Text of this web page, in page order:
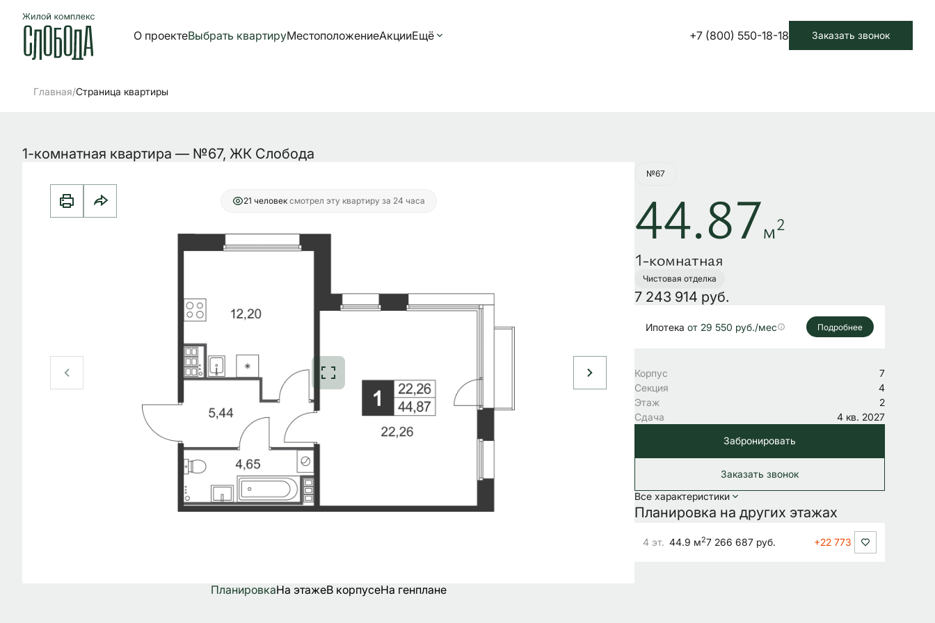
О проектеВыбрать квартируМестоположениеАкцииЕщё +7 (800) 550-18-18 Заказать звонок
Главная/Страница квартиры
1-комнатная44.87 м
1-комнатная квартира — №67, ЖК Слобода
21 человек смотрел эту квартиру за 24 часа
ПланировкаНа этажеВ корпусеНа генплане
№67
44.87м2
1-комнатная
Чистовая отделка
7 243 914 руб.
Ипотека от 29 550 руб./мес Подробнее
Корпус
7
Секция
4
Этаж
2
Сдача
4 кв. 2027
Забронировать
Заказать звонок
Все характеристики
Планировка на других этажах
4 эт. 44.9 м27 266 687 руб. +22 773